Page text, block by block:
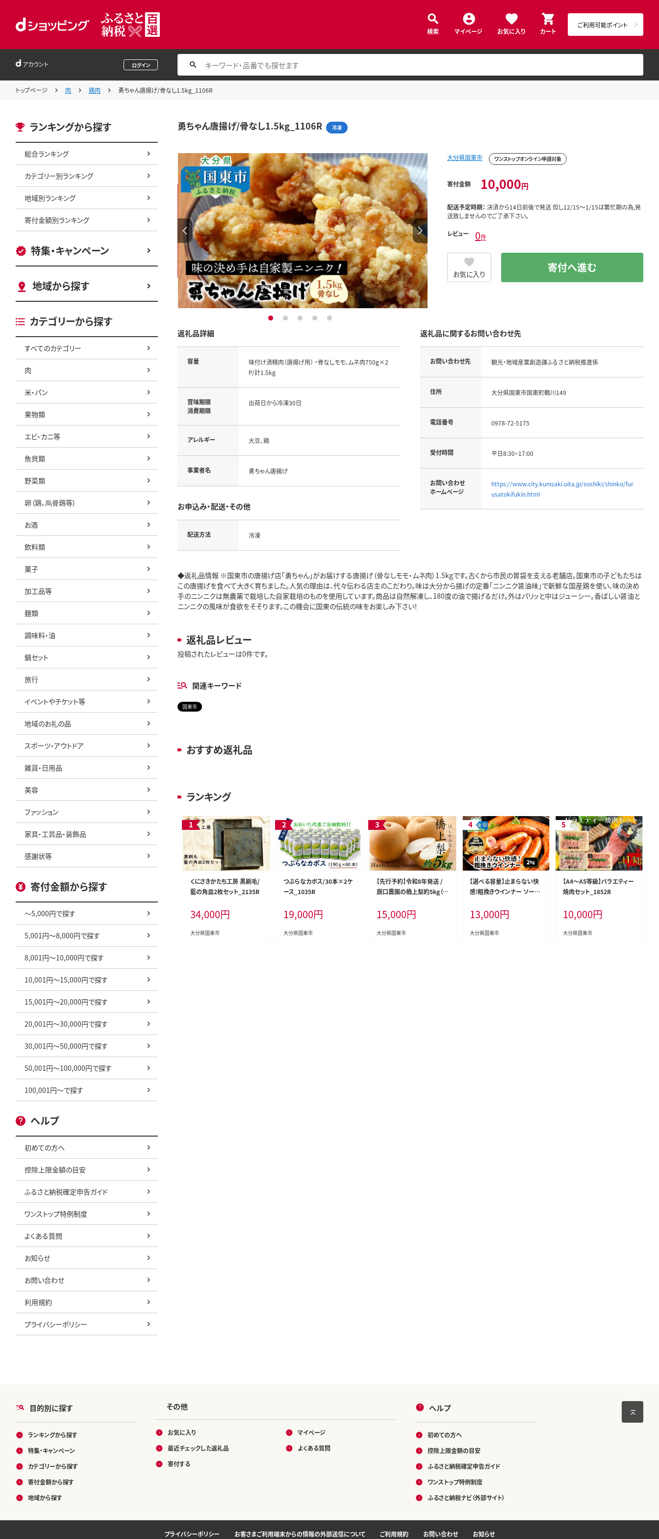
検索 マイページ お気に入り カート
ご利用可能ポイント
アカウント ログイン
トップページ 肉 鶏肉 勇ちゃん唐揚げ/骨なし1.5kg_1106R
ランキングから探す
総合ランキング
カテゴリー別ランキング
地域別ランキング
寄付金額別ランキング
特集・キャンペーン
地域から探す
カテゴリーから探す
すべてのカテゴリー
肉
米・パン
果物類
エビ・カニ等
魚貝類
野菜類
卵（鶏、烏骨鶏等）
お酒
飲料類
菓子
加工品等
麺類
調味料・油
鍋セット
旅行
イベントやチケット等
地域のお礼の品
スポーツ・アウトドア
雑貨・日用品
美容
ファッション
家具・工芸品・装飾品
感謝状等
寄付金額から探す
～5,000円で探す
5,001円～8,000円で探す
8,001円～10,000円で探す
10,001円～15,000円で探す
15,001円～20,000円で探す
20,001円～30,000円で探す
30,001円～50,000円で探す
50,001円～100,000円で探す
100,001円～で探す
ヘルプ
初めての方へ
控除上限金額の目安
ふるさと納税確定申告ガイド
ワンストップ特例制度
よくある質問
お知らせ
お問い合わせ
利用規約
プライバシーポリシー
勇ちゃん唐揚げ/骨なし1.5kg_1106R 冷凍
1 2 3 4 5
大分県国東市 ワンストップオンライン申請対象
寄付金額 10,000円
配送予定時期： 決済から14日前後で発送 但し12/15～1/15は繁忙期の為,発
送致しませんのでご了承下さい。
レビュー 0件
お気に入り 寄付へ進む
返礼品詳細
容量
味付け済精肉（唐揚げ用） ・骨なしモモ、ムネ肉750g×2
P/計1.5kg
賞味期限
消費期限
出荷日から冷凍30日
アレルギー 大豆、鶏
事業者名 勇ちゃん唐揚げ
お申込み・配送・その他
配送方法 冷凍
返礼品に関するお問い合わせ先
お問い合わせ先 観光・地域産業創造課ふるさと納税推進係
住所 大分県国東市国東町鶴川149
電話番号 0978-72-5175
受付時間 平日8:30~17:00
お問い合わせ
ホームページ
https://www.city.kunisaki.oita.jp/soshiki/shinko/fur
usatokifukin.html
◆返礼品情報 ※国東市の唐揚げ店「勇ちゃん」がお届けする唐揚げ（骨なしモモ・ムネ肉）1.5kgです。古くから市民の胃袋を支える老舗店。国東市の子どもたちは
この唐揚げを食べて大きく育ちました。人気の理由は、代々伝わる店主のこだわり。味は大分から揚げの定番「ニンニク醤油味」で新鮮な国産鶏を使い、味の決め
手のニンニクは無農薬で栽培した自家栽培のものを使用しています。商品は自然解凍し、180度の油で揚げるだけ。外はパリッと中はジューシー。香ばしい醤油と
ニンニクの風味が食欲をそそります。この機会に国東の伝統の味をお楽しみ下さい！
返礼品レビュー
投稿されたレビューは0件です。
関連キーワード
国東市
おすすめ返礼品
ランキング
くにさきかたち工房 黒刷毛/
藍の角皿2枚セット_2135R
34,000円
大分県国東市
つぶらなカボス/30本×2ケ
ース_1035R
19,000円
大分県国東市
【先行予約】令和8年発送 /
辰口農園の橋上梨約5kg（品
15,000円
大分県国東市
【選べる容量】止まらない快
感!粗挽きウインナー ソーセ
用 バーベキュー BBQ_1499
13,000円
大分県国東市
【A4～A5等級】バラエティー
焼肉セット_1852R
10,000円
大分県国東市
目的別に探す
ランキングから探す
特集・キャンペーン
カテゴリーから探す
寄付金額から探す
地域から探す
その他
お気に入り
最近チェックした返礼品
寄付する
マイページ
よくある質問
ヘルプ
初めての方へ
控除上限金額の目安
ふるさと納税確定申告ガイド
ワンストップ特例制度
ふるさと納税ナビ（外部サイト）
プライバシーポリシー お客さまご利用端末からの情報の外部送信について ご利用規約 お問い合わせ お知らせ